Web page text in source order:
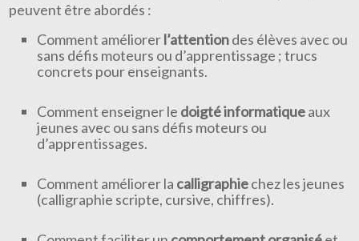
peuvent être abordés :
Comment améliorerl’attentiondes élèves avec ou
sans défis moteurs ou d’apprentissage ; trucs
concrets pour enseignants.
Comment enseigner le doigté informatiqueaux
jeunes avec ou sans défis moteurs ou
d’apprentissages.
Comment améliorer la calligraphiechez les jeunes
(calligraphie scripte, cursive, chiffres).